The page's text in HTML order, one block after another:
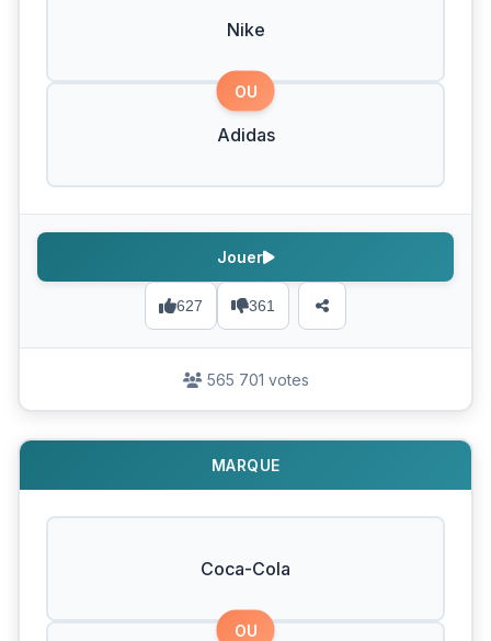
Nike
OU
Adidas
627 361
Jouer
565 701 votes
MARQUE
Coca-Cola
OU